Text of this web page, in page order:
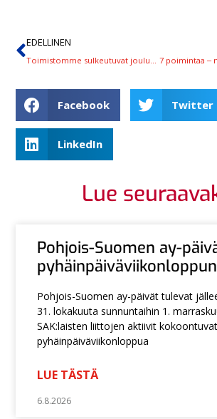
EDELLINEN
Facebook Twitter
LinkedIn
Lue
Pohjois-Suomen ay-
Pohjois-Suomen ay-päivät tulevat
31. lokakuuta sunnuntaihin 1.
SAK:laisten liittojen aktiivit
pyhäinpäiväviikonloppua
LUE TÄSTÄ
6.8.2026